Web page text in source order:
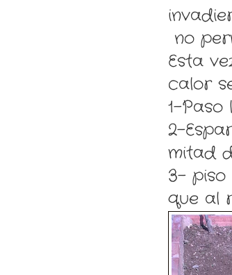
no
Esta
calor
1-
2-
mitad
3-
que al